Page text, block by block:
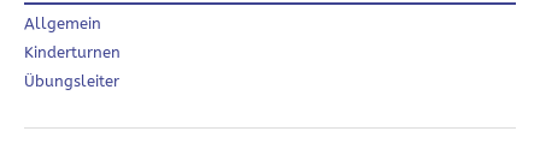
Allgemein
Kinderturnen
Übungsleiter